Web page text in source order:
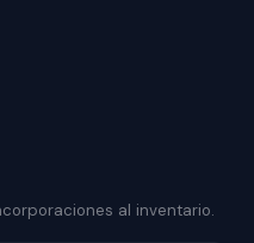
al inventario.